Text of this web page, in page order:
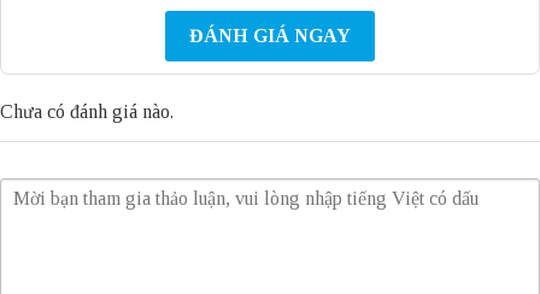
ĐÁNH GIÁ NGAY
Chưa có đánh giá nào.